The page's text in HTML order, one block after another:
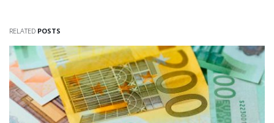
RELATED POSTS